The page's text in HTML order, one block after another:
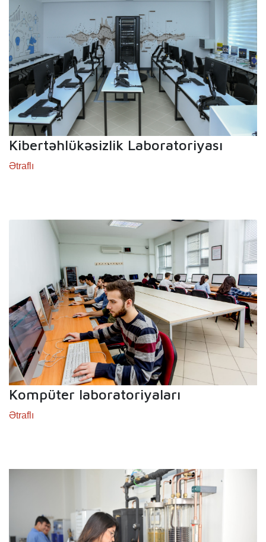
Kibertəhlükəsizlik Laboratoriyası
Ətraflı
Kompüter laboratoriyaları
Ətraflı